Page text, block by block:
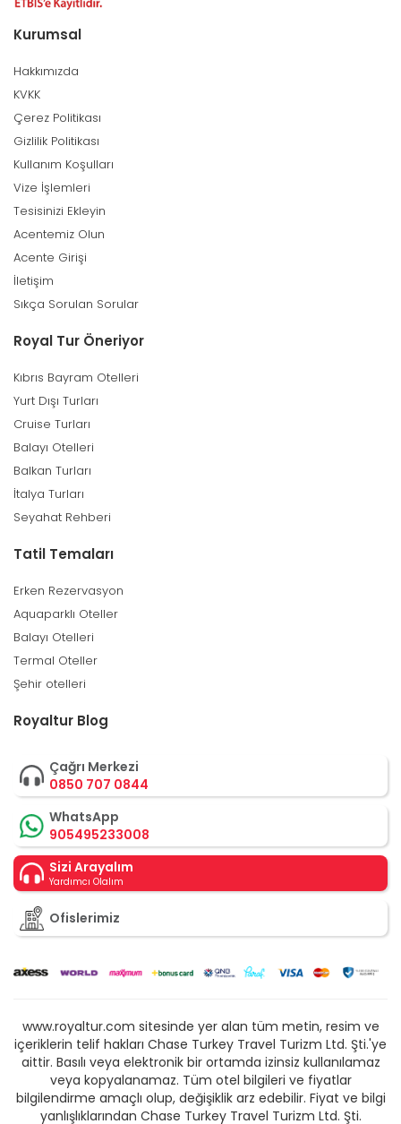
Kurumsal
Hakkımızda
KVKK
Çerez Politikası
Gizlilik Politikası
Kullanım Koşulları
Vize İşlemleri
Tesisinizi Ekleyin
Acentemiz Olun
Acente Girişi
İletişim
Sıkça Sorulan Sorular
Royal Tur Öneriyor
Kıbrıs Bayram Otelleri
Yurt Dışı Turları
Cruise Turları
Balayı Otelleri
Balkan Turları
İtalya Turları
Seyahat Rehberi
Tatil Temaları
Erken Rezervasyon
Aquaparklı Oteller
Balayı Otelleri
Termal Oteller
Şehir otelleri
Royaltur Blog
Çağrı Merkezi
0850 707 0844
WhatsApp
905495233008
Sizi Arayalım
Yardımcı Olalım
Ofislerimiz
www.royaltur.com sitesinde yer alan tüm metin, resim ve
içeriklerin telif hakları Chase Turkey Travel Turizm Ltd. Şti.'ye
aittir. Basılı veya elektronik bir ortamda izinsiz kullanılamaz
veya kopyalanamaz. Tüm otel bilgileri ve fiyatlar
bilgilendirme amaçlı olup, değişiklik arz edebilir. Fiyat ve bilgi
yanlışlıklarından Chase Turkey Travel Turizm Ltd. Şti.